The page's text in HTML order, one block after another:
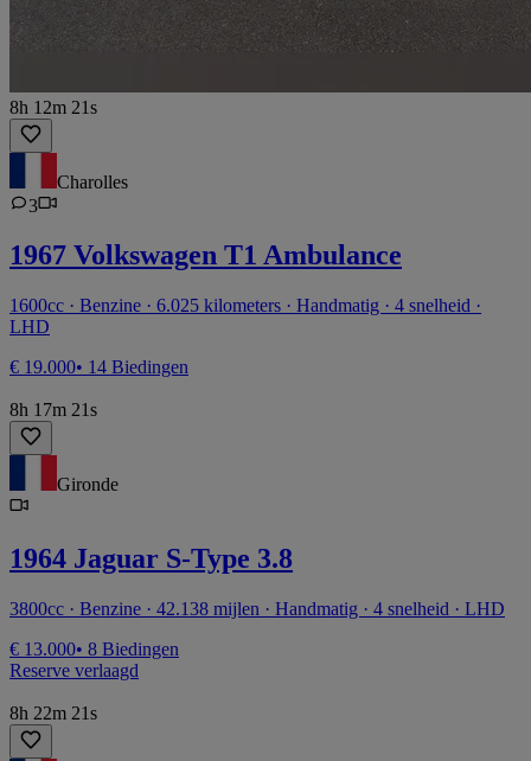
8h 12m 21s
Charolles
3
1967 Volkswagen T1 Ambulance
1600cc · Benzine · 6.025 kilometers · Handmatig · 4 snelheid ·
LHD
€ 19.000• 14 Biedingen
8h 17m 21s
Gironde
1964 Jaguar S-Type 3.8
3800cc · Benzine · 42.138 mijlen · Handmatig · 4 snelheid · LHD
€ 13.000• 8 Biedingen
Reserve verlaagd
8h 22m 21s